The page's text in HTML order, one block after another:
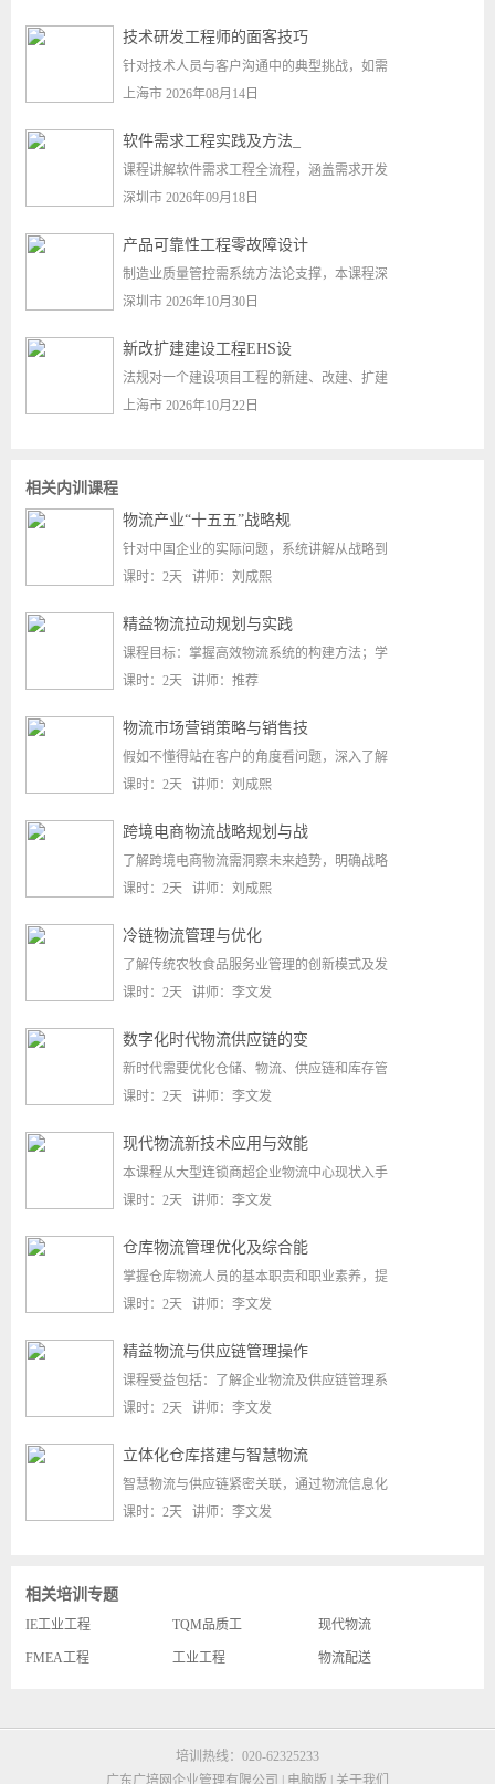
技术研发工程师的面客技巧
针对技术人员与客户沟通中的典型挑战，如需
上海市 2026年08月14日
软件需求工程实践及方法_
课程讲解软件需求工程全流程，涵盖需求开发
深圳市 2026年09月18日
产品可靠性工程零故障设计
制造业质量管控需系统方法论支撑，本课程深
深圳市 2026年10月30日
新改扩建建设工程EHS设
法规对一个建设项目工程的新建、改建、扩建
上海市 2026年10月22日
相关内训课程
物流产业“十五五”战略规
针对中国企业的实际问题，系统讲解从战略到
课时：2天 讲师：刘成熙
精益物流拉动规划与实践
课程目标：掌握高效物流系统的构建方法；学
课时：2天 讲师：推荐
物流市场营销策略与销售技
假如不懂得站在客户的角度看问题，深入了解
课时：2天 讲师：刘成熙
跨境电商物流战略规划与战
了解跨境电商物流需洞察未来趋势，明确战略
课时：2天 讲师：刘成熙
冷链物流管理与优化
了解传统农牧食品服务业管理的创新模式及发
课时：2天 讲师：李文发
数字化时代物流供应链的变
新时代需要优化仓储、物流、供应链和库存管
课时：2天 讲师：李文发
现代物流新技术应用与效能
本课程从大型连锁商超企业物流中心现状入手
课时：2天 讲师：李文发
仓库物流管理优化及综合能
掌握仓库物流人员的基本职责和职业素养，提
课时：2天 讲师：李文发
精益物流与供应链管理操作
课程受益包括：了解企业物流及供应链管理系
课时：2天 讲师：李文发
立体化仓库搭建与智慧物流
智慧物流与供应链紧密关联，通过物流信息化
课时：2天 讲师：李文发
相关培训专题
IE工业工程 TQM品质工 现代物流
FMEA工程 工业工程 物流配送
培训热线：020-62325233
广东广培网企业管理有限公司 | 电脑版 关于我们